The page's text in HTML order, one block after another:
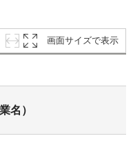
画面サイズで表示
名）